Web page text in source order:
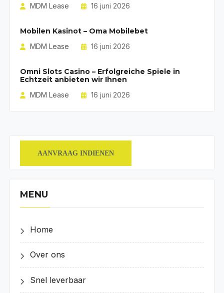
MDM Lease 16 juni 2026
Mobilen Kasinot – Oma Mobilebet
MDM Lease 16 juni 2026
Omni Slots Casino – Erfolgreiche Spiele in
Echtzeit anbieten wir Ihnen
MDM Lease 16 juni 2026
AANVRAAG INDIENEN
MENU
Home
Over ons
Snel leverbaar